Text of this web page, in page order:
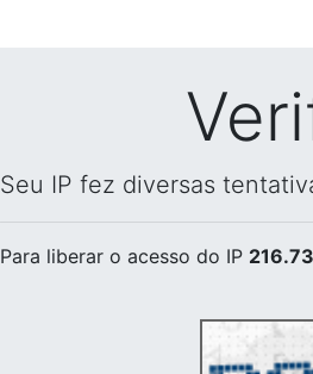
Seu IP fez diversas
Para liberar o acesso do IP